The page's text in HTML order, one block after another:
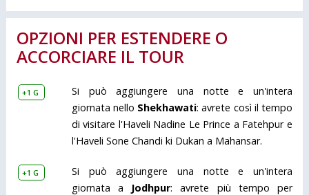
OPZIONI PER ESTENDERE O
ACCORCIARE IL TOUR
+1 G
Si può aggiungere una notte e un'intera
giornata nello Shekhawati: avrete così il tempo
di visitare l'Haveli Nadine Le Prince a Fatehpur e
l'Haveli Sone Chandi ki Dukan a Mahansar.
+1 G
Si può aggiungere una notte e un'intera
giornata a Jodhpur: avrete più tempo per